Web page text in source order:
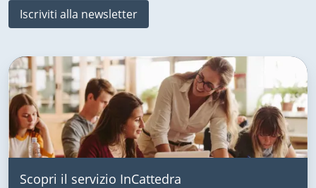
Iscriviti alla newsletter
Scopri il servizio InCattedra